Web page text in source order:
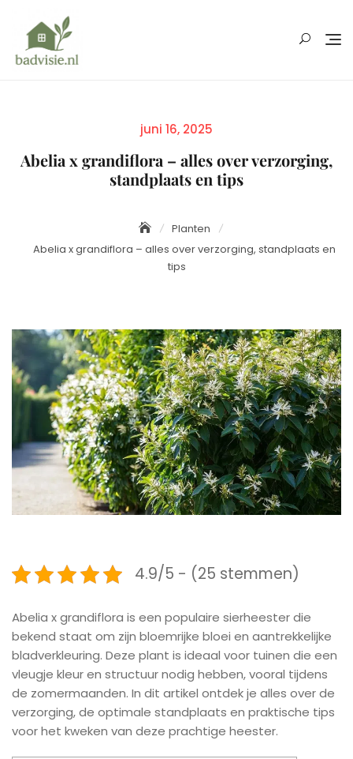
content
Posted
juni 16, 2025
Abelia x grandiflora – alles over verzorging,
standplaats en tips
Planten
Abelia x grandiflora – alles over verzorging, standplaats en
tips
4.9/5 - (25 stemmen)
Abelia x grandiflora is een populaire sierheester die
bekend staat om zijn bloemrijke bloei en aantrekkelijke
bladverkleuring. Deze plant is ideaal voor tuinen die een
vleugje kleur en structuur nodig hebben, vooral tijdens
de zomermaanden. In dit artikel ontdek je alles over de
verzorging, de optimale standplaats en praktische tips
voor het kweken van deze prachtige heester.